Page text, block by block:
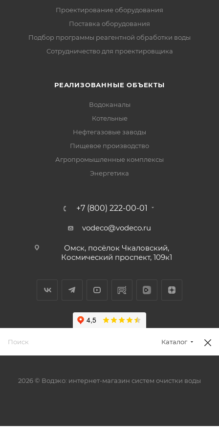
Проектирование оборудования
Поставка оборудования
Подбор программы реагентной обработки воды
Сотрудничество для проектировщика
РЕАЛИЗОВАННЫЕ ОБЪЕКТЫ
Водоканалы
Котельные
Нефтегазовые заводы
Пищевое производство
Агропромышленные комплексы
Энергетика
+7 (800) 222-00-01
vodeco@vodeco.ru
Омск, посёлок Чкаловский,
Космический проспект, 109к1
2026 © Водэко: интернет-магазин систем очистки воды
Каталог